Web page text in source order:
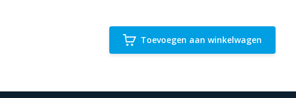
Toevoegen aan winkelwagen